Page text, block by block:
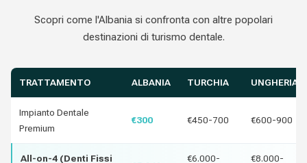
Scopri come l'Albania si confronta con altre popolari
destinazioni di turismo dentale.
TRATTAMENTO ALBANIA TURCHIA UNGHERIA
Impianto Dentale
Premium
€300 €450-700 €600-900
All-on-4 (Denti Fissi
€6.000-
€8.000-